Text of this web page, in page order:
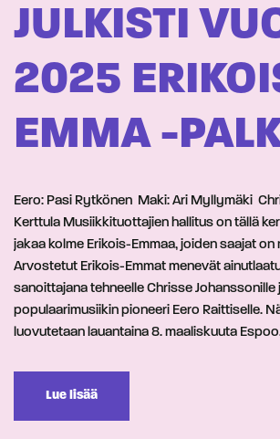
JULKISTI
2025
EMMA -
Eero: Pasi Rytkönen Maki: Ari Myllymäki
Kerttula Musiikkituottajien hallitus on tällä
jakaa kolme Erikois-Emmaa, joiden saajat
Arvostetut Erikois-Emmat menevät
sanoittajana tehneelle Chrisse Johanssonille
populaarimusiikin pioneeri Eero Raittiselle.
luovutetaan lauantaina 8. maaliskuuta
Lue lisää